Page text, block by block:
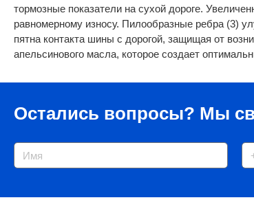
тормозные показатели на сухой дороге.
равномерному износу. Пилообразные ребра (3)
пятна контакта шины с дорогой, защищая от
апельсинового масла, которое создает
Остались вопросы? Мы